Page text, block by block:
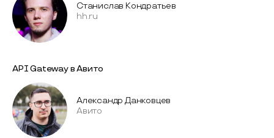
Станислав Кондратьев
hh.ru
API Gateway в Авито
Александр Данковцев
Авито